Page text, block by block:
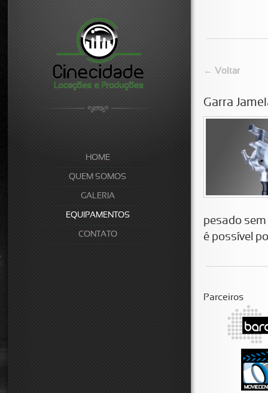
← Voltar
Garra
pesado
é possível
Parceiros
HOME
QUEM SOMOS
GALERIA
EQUIPAMENTOS
CONTATO